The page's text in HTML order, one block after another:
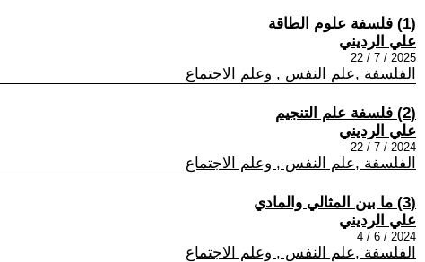
(1) فلسفة علوم الطاقة
علي الرديني
2025 / 7 / 22
الفلسفة ,علم النفس , وعلم الاجتماع
(2) فلسفة علم التنجيم
علي الرديني
2024 / 7 / 22
الفلسفة ,علم النفس , وعلم الاجتماع
(3) ما بين المثالي والمادي
علي الرديني
2024 / 6 / 4
الفلسفة ,علم النفس , وعلم الاجتماع